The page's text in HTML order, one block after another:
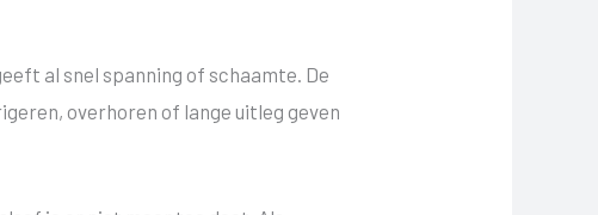
al snel spanning of schaamte. De
overhoren of lange uitleg geven